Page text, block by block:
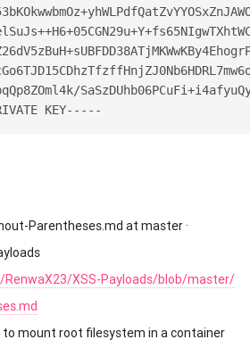
KEY-----
Parentheses.md at master ·
XSS-Payloads/blob/master/
to mount root filesystem in a container